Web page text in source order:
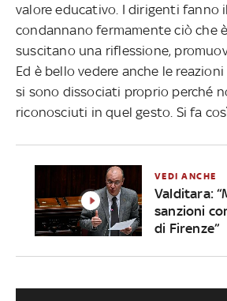
valore educativo. I dirigenti fanno
condannano fermamente ciò che
suscitano una riflessione,
Ed è bello vedere anche le
si sono dissociati proprio perché
riconosciuti in quel gesto. Si fa
VEDI ANCHE
Valditara:
sanzioni
di Firenze”